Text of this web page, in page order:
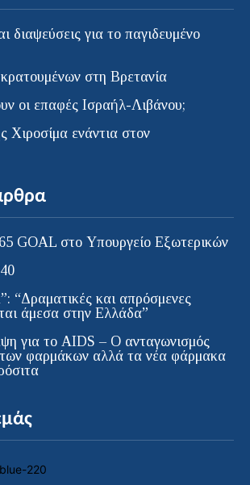
διαψεύσεις για το παγιδευμένο
στη Βρετανία
οι επαφές Ισραήλ-Λιβάνου;
Χιροσίμα ενάντια στον
GOAL στο Υπουργείο Εξωτερικών
“Δραματικές και απρόσμενες
άμεσα στην Ελλάδα”
για το AIDS – Ο ανταγωνισμός
των φαρμάκων αλλά τα νέα φάρμακα